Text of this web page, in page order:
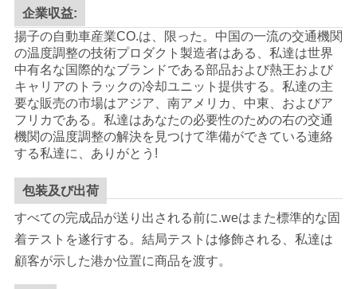
企業収益:
揚子の自動車産業CO.は、限った。中国の一流の交通機関
の温度調整の技術プロダクト製造者はある、私達は世界
中有名な国際的なブランドである部品および熱王および
キャリアのトラックの冷却ユニット提供する。私達の主
要な販売の市場はアジア、南アメリカ、中東、およびア
フリカである。私達はあなたの必要性のための右の交通
機関の温度調整の解決を見つけて準備ができている連絡
する私達に、ありがとう!
包装及び出荷
すべての完成品が送り出される前に.weはまた標準的な固
着テストを遂行する。結局テストは修飾される、私達は
顧客が示した港か位置に商品を渡す。